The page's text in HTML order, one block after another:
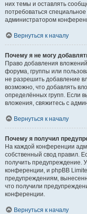
них темы и оставлять
потребоваться
администратором
Вернуться к началу
Почему я не могу
Право добавления
форума, группы или
не разрешить добавление
возможно, что добавлять
определённых групп. Если
вложения, свяжитесь с
Вернуться к началу
Почему я получил
На каждой конференции
собственный свод правил.
получить предупреждение.
конференции, и phpBB
предупреждениям,
что получили
конференции.
Вернуться к началу